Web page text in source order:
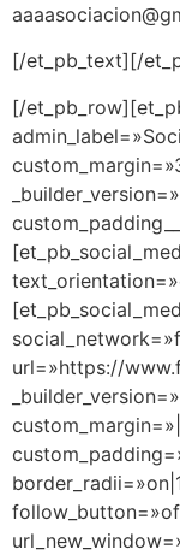
[/et_pb_text][/
[/
url=»https://